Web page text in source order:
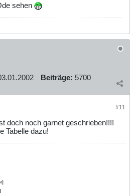
sehen
Beiträge: 5700
#11
doch noch garnet geschrieben!!!!
Tabelle dazu!